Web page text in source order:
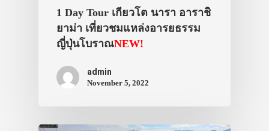
1 Day Tour เกียวโต นารา อาราชิ
ยาม่า เที่ยวชมแหล่งอารยธรรม
ญี่ปุ่นโบราณNEW!
admin
November 5, 2022